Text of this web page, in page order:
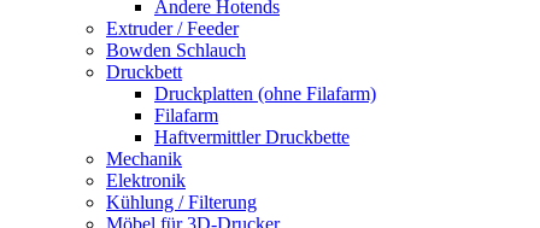
Andere Hotends
Extruder / Feeder
Bowden Schlauch
Druckbett
Druckplatten (ohne Filafarm)
Filafarm
Haftvermittler Druckbette
Mechanik
Elektronik
Kühlung / Filterung
Möbel für 3D-Drucker